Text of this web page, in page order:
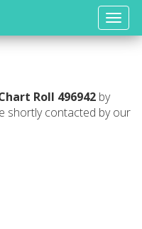
Toggle
Roll 496942 by
shortly contacted by our